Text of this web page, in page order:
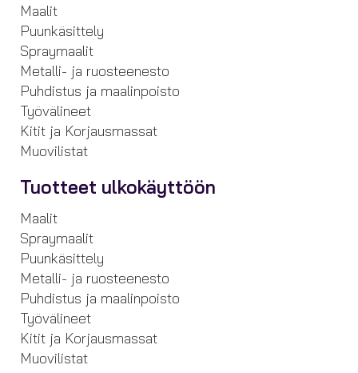
Maalit
Puunkäsittely
Spraymaalit
Metalli- ja ruosteenesto
Puhdistus ja maalinpoisto
Työvälineet
Kitit ja Korjausmassat
Muovilistat
Tuotteet ulkokäyttöön
Maalit
Spraymaalit
Puunkäsittely
Metalli- ja ruosteenesto
Puhdistus ja maalinpoisto
Työvälineet
Kitit ja Korjausmassat
Muovilistat